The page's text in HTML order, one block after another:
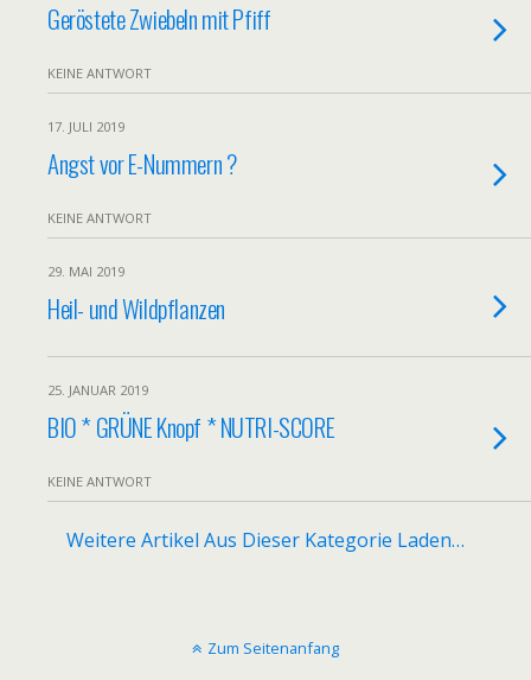
Geröstete Zwiebeln mit Pfiff
KEINE ANTWORT
17. JULI 2019
Angst vor E-Nummern ?
KEINE ANTWORT
29. MAI 2019
Heil- und Wildpflanzen
25. JANUAR 2019
BIO * GRÜNE Knopf * NUTRI-SCORE
KEINE ANTWORT
Weitere Artikel Aus Dieser Kategorie Laden…
Zum Seitenanfang